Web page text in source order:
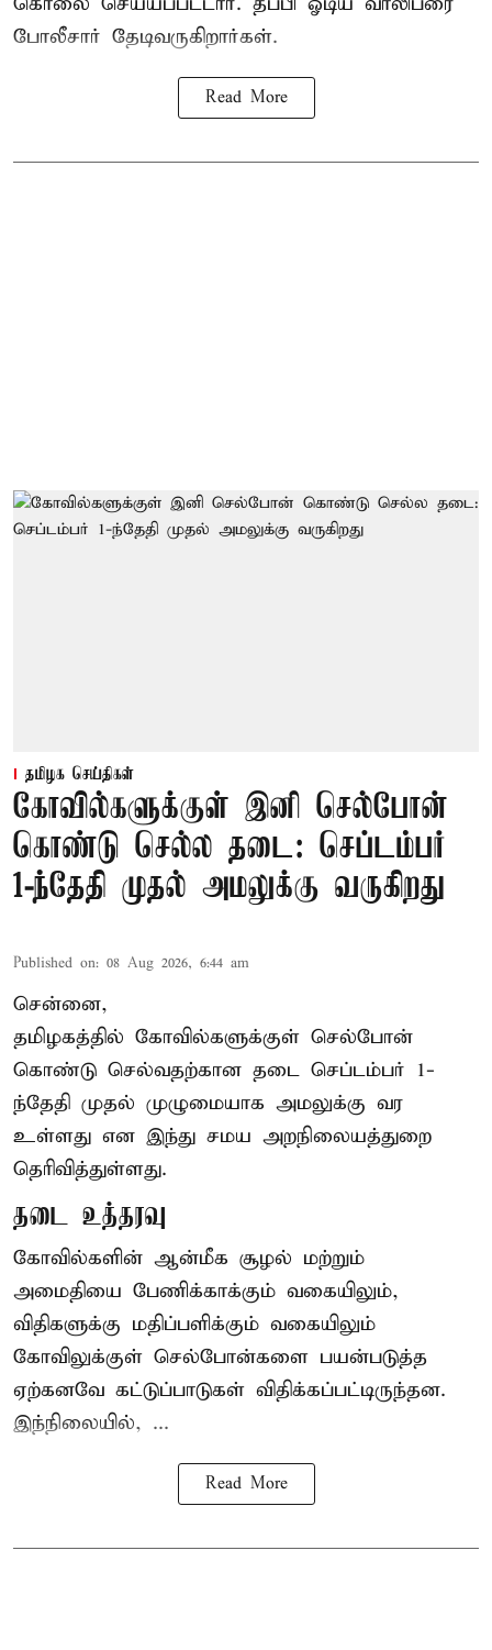
போலீசார் தேடிவருகிறார்கள்.
Read More
தமிழக செய்திகள்
கோவில்களுக்குள் இனி செல்போன்
கொண்டு செல்ல தடை: செப்டம்பர்
1-ந்தேதி முதல் அமலுக்கு வருகிறது
Published on: 08 Aug 2026, 6:44 am
சென்னை,
தமிழகத்தில் கோவில்களுக்குள் செல்போன்
கொண்டு செல்வதற்கான தடை செப்டம்பர் 1-
ந்தேதி முதல் முழுமையாக அமலுக்கு வர
உள்ளது என இந்து சமய அறநிலையத்துறை
தெரிவித்துள்ளது.
தடை உத்தரவு
கோவில்களின் ஆன்மீக சூழல் மற்றும்
அமைதியை பேணிக்காக்கும் வகையிலும்,
விதிகளுக்கு மதிப்பளிக்கும் வகையிலும்
கோவிலுக்குள் செல்போன்களை பயன்படுத்த
ஏற்கனவே கட்டுப்பாடுகள் விதிக்கப்பட்டிருந்தன.
இந்நிலையில், ...
Read More